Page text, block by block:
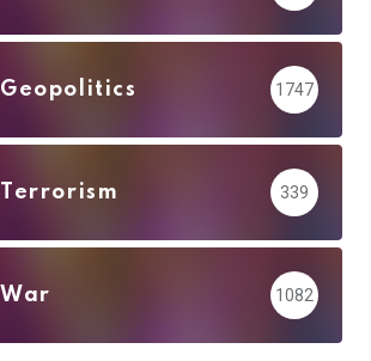
Geopolitics 1747
Terrorism 339
War 1082